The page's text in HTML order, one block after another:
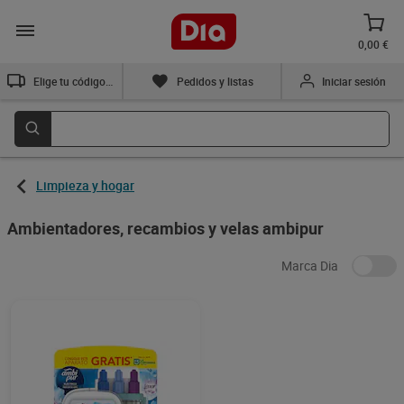
0,00 €
Pedidos y listas Iniciar sesión
Limpieza y hogar
Ambientadores, recambios y velas ambipur
Marca Dia